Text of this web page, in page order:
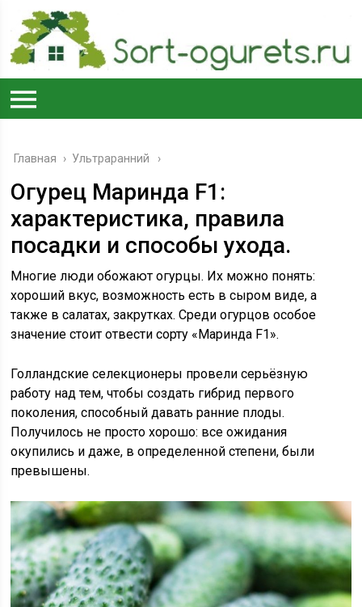
Главная › Ультраранний
Огурец Маринда F1:
характеристика, правила
посадки и способы ухода.
Многие люди обожают огурцы. Их можно понять:
хороший вкус, возможность есть в сыром виде, а
также в салатах, закрутках. Среди огурцов особое
значение стоит отвести сорту «Маринда F1».
Голландские селекционеры провели серьёзную
работу над тем, чтобы создать гибрид первого
поколения, способный давать ранние плоды.
Получилось не просто хорошо: все ожидания
окупились и даже, в определенной степени, были
превышены.